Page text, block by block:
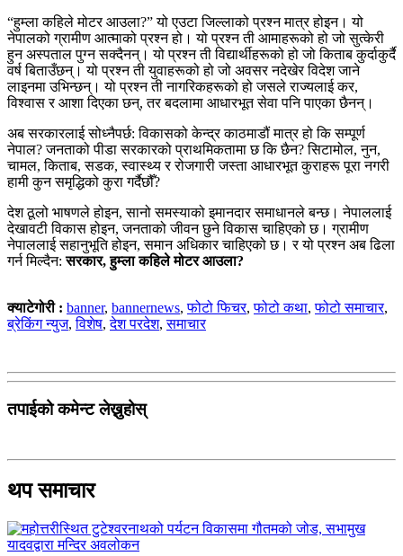
“हुम्ला कहिले मोटर आउला?” यो एउटा जिल्लाको प्रश्न मात्र होइन। यो
नेपालको ग्रामीण आत्माको प्रश्न हो। यो प्रश्न ती आमाहरूको हो जो सुत्केरी
हुन अस्पताल पुग्न सक्दैनन्। यो प्रश्न ती विद्यार्थीहरूको हो जो किताब कुर्दाकुर्दै
वर्ष बिताउँछन्। यो प्रश्न ती युवाहरूको हो जो अवसर नदेखेर विदेश जाने
लाइनमा उभिन्छन्। यो प्रश्न ती नागरिकहरूको हो जसले राज्यलाई कर,
विश्वास र आशा दिएका छन्, तर बदलामा आधारभूत सेवा पनि पाएका छैनन्।
अब सरकारलाई सोध्नैपर्छ: विकासको केन्द्र काठमाडौं मात्र हो कि सम्पूर्ण
नेपाल? जनताको पीडा सरकारको प्राथमिकतामा छ कि छैन? सिटामोल, नुन,
चामल, किताब, सडक, स्वास्थ्य र रोजगारी जस्ता आधारभूत कुराहरू पूरा नगरी
हामी कुन समृद्धिको कुरा गर्दैछौँ?
देश ठूलो भाषणले होइन, सानो समस्याको इमानदार समाधानले बन्छ। नेपाललाई
देखावटी विकास होइन, जनताको जीवन छुने विकास चाहिएको छ। ग्रामीण
नेपाललाई सहानुभूति होइन, समान अधिकार चाहिएको छ। र यो प्रश्न अब ढिला
गर्न मिल्दैन:सरकार, हुम्ला कहिले मोटर आउला?
क्याटेगोरी : banner, bannernews,फोटो फिचर,फोटो कथा,फोटो समाचार,
ब्रेकिंग न्युज,विशेष,देश परदेश,समाचार
तपाईको कमेन्ट लेख्नुहोस्
थप समाचार